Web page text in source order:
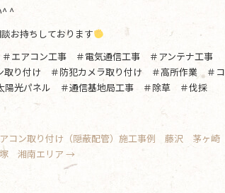
^ ^
お持ちしております
アコン工事 ＃電気通信工事 ＃アンテナ工事
り付け ＃防犯カメラ取り付け ＃高所作業 ＃コ
陽光パネル ＃通信基地局工事 ＃除草 ＃伐採
コン取り付け（隠蔽配管）施工事例 藤沢 茅ヶ崎
湘南エリア →